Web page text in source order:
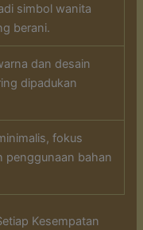
simbol wanita
berani.
dan desain
dipadukan
fokus
penggunaan bahan
Kesempatan